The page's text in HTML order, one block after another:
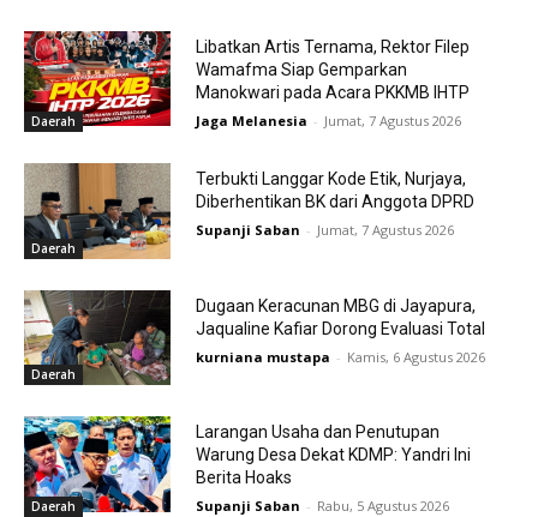
Daerah
Libatkan Artis Ternama, Rektor Filep
Wamafma Siap Gemparkan
Manokwari pada Acara PKKMB IHTP
Jaga Melanesia - Jumat, 7 Agustus 2026
Daerah
Terbukti Langgar Kode Etik, Nurjaya,
Diberhentikan BK dari Anggota DPRD
Supanji Saban - Jumat, 7 Agustus 2026
Daerah
Dugaan Keracunan MBG di Jayapura,
Jaqualine Kafiar Dorong Evaluasi Total
kurniana mustapa - Kamis, 6 Agustus 2026
Daerah
Larangan Usaha dan Penutupan
Warung Desa Dekat KDMP: Yandri Ini
Berita Hoaks
Supanji Saban - Rabu, 5 Agustus 2026